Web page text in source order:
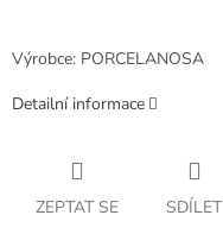
Výrobce: PORCELANOSA
Detailní informace
ZEPTAT SE SDÍLET